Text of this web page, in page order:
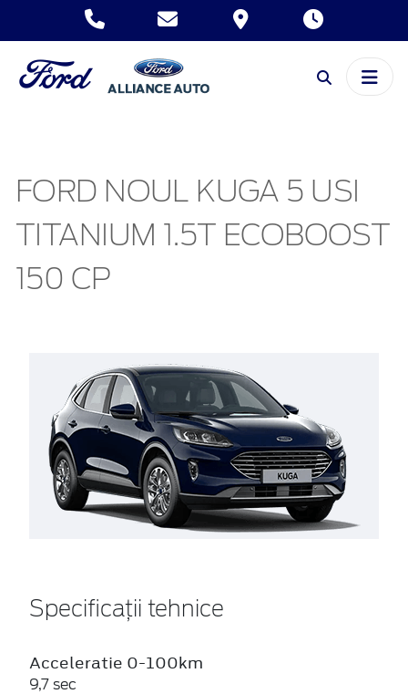
FORD NOUL KUGA 5 USI
TITANIUM 1.5T ECOBOOST
150 CP
Specificații tehnice
Acceleratie 0-100km
9,7 sec